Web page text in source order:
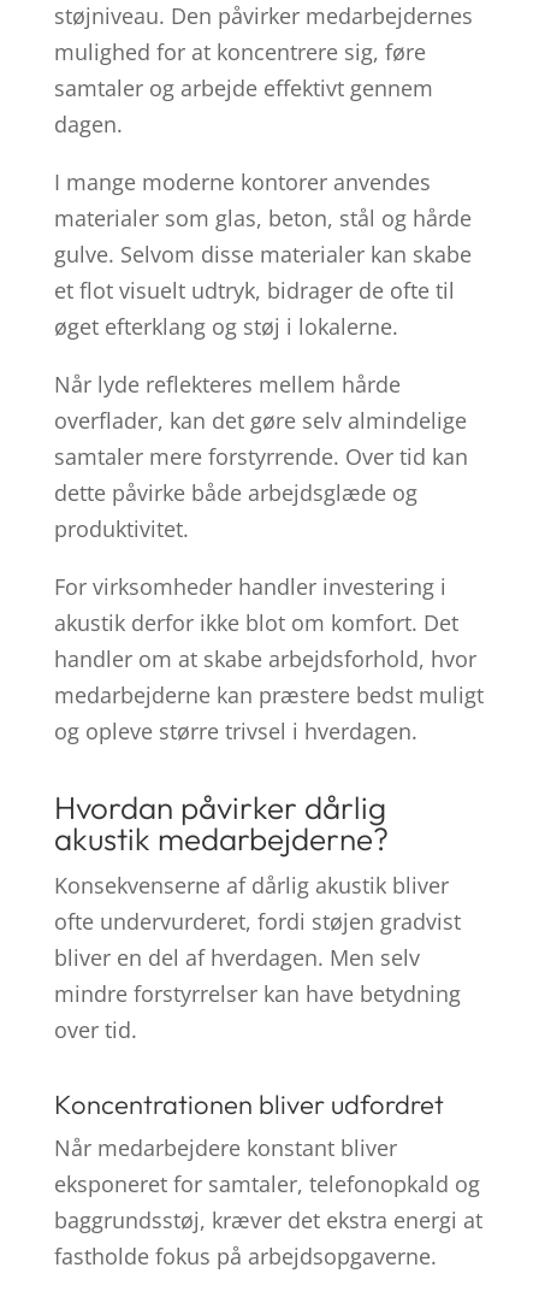
støjniveau. Den påvirker medarbejdernes
mulighed for at koncentrere sig, føre
samtaler og arbejde effektivt gennem
dagen.
I mange moderne kontorer anvendes
materialer som glas, beton, stål og hårde
gulve. Selvom disse materialer kan skabe
et flot visuelt udtryk, bidrager de ofte til
øget efterklang og støj i lokalerne.
Når lyde reflekteres mellem hårde
overflader, kan det gøre selv almindelige
samtaler mere forstyrrende. Over tid kan
dette påvirke både arbejdsglæde og
produktivitet.
For virksomheder handler investering i
akustik derfor ikke blot om komfort. Det
handler om at skabe arbejdsforhold, hvor
medarbejderne kan præstere bedst muligt
og opleve større trivsel i hverdagen.
Hvordan påvirker dårlig
akustik medarbejderne?
Konsekvenserne af dårlig akustik bliver
ofte undervurderet, fordi støjen gradvist
bliver en del af hverdagen. Men selv
mindre forstyrrelser kan have betydning
over tid.
Koncentrationen bliver udfordret
Når medarbejdere konstant bliver
eksponeret for samtaler, telefonopkald og
baggrundsstøj, kræver det ekstra energi at
fastholde fokus på arbejdsopgaverne.